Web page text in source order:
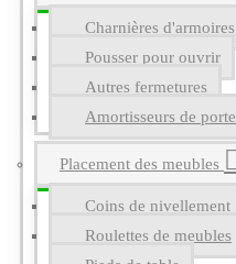
Charnières d'armoires
Pousser pour ouvrir
Autres fermetures
Amortisseurs de porte
Placement des meubles
Coins de nivellement
Roulettes de meubles